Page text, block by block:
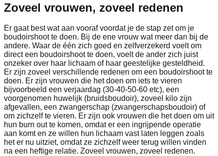
Zoveel vrouwen, zoveel redenen
Er gaat best wat aan vooraf voordat je de stap zet om je
boudoirshoot te doen. Bij de ene vrouw wat meer dan bij de
andere. Waar de één zich goed en zelfverzekerd voelt om
direct een boudoirshoot te doen, voelt de ander zich juist
onzeker over haar lichaam of haar geestelijke gesteldheid.
Er zijn zoveel verschillende redenen om een boudoirshoot te
doen. Er zijn vrouwen die het doen om iets te vieren
bijvoorbeeld een verjaardag (30-40-50-60 etc), een
voorgenomen huwelijk (bruidsboudoir), zoveel kilo zijn
afgevallen, een zwangerschap (zwangerschapsboudoir) of
om zichzelf te vieren. Er zijn ook vrouwen die het doen om uit
hun burn out te komen, omdat er een ingrijpende operatie
aan komt en ze willen hun lichaam vast laten leggen zoals
het er nu uitziet, omdat ze zichzelf weer terug willen vinden
na een heftige relatie. Zoveel vrouwen, zoveel redenen.